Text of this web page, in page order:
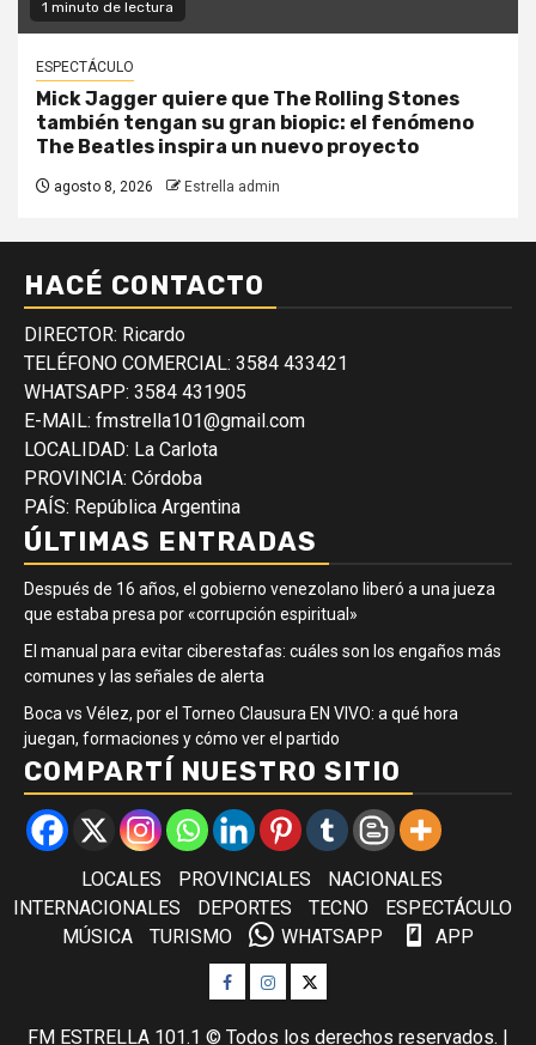
1 minuto de lectura
ESPECTÁCULO
Mick Jagger quiere que The Rolling Stones
también tengan su gran biopic: el fenómeno
The Beatles inspira un nuevo proyecto
agosto 8, 2026 Estrella admin
HACÉ CONTACTO
DIRECTOR: Ricardo
TELÉFONO COMERCIAL: 3584 433421
WHATSAPP: 3584 431905
E-MAIL: fmstrella101@gmail.com
LOCALIDAD: La Carlota
PROVINCIA: Córdoba
PAÍS: República Argentina
ÚLTIMAS ENTRADAS
Después de 16 años, el gobierno venezolano liberó a una jueza
que estaba presa por «corrupción espiritual»
El manual para evitar ciberestafas: cuáles son los engaños más
comunes y las señales de alerta
Boca vs Vélez, por el Torneo Clausura EN VIVO: a qué hora
juegan, formaciones y cómo ver el partido
COMPARTÍ NUESTRO SITIO
LOCALES PROVINCIALES
NACIONALES
INTERNACIONALES
DEPORTES TECNO
ESPECTÁCULO
MÚSICA
TURISMO WHATSAPP APP
Facebook
Instagram
Twitter
FM ESTRELLA 101.1 © Todos los derechos reservados.